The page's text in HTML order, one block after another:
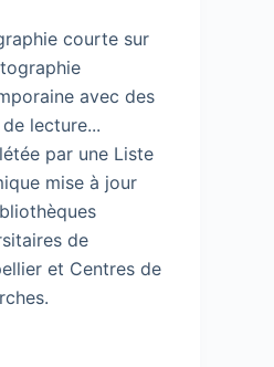
courte sur
avec des
lecture...
par une Liste
mise à jour
de
et Centres de